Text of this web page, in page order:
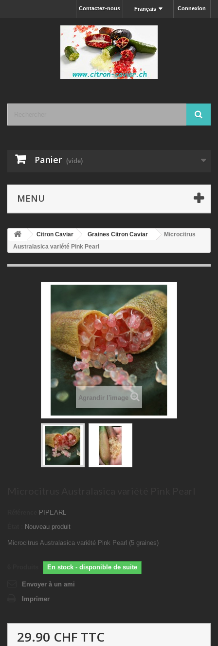
Connexion
Français
Contactez-nous
Panier (vide)
MENU
Citron Caviar Graines Citron Caviar
Microcitrus
Australasica variété Pink Pearl
Agrandir l'image
PIPEARL
Nouveau produit
Microcitrus Australasica variété Pink Pearl (5 graines)
En stock - disponible de suite
Envoyer à un ami
Imprimer
29.90 CHF TTC